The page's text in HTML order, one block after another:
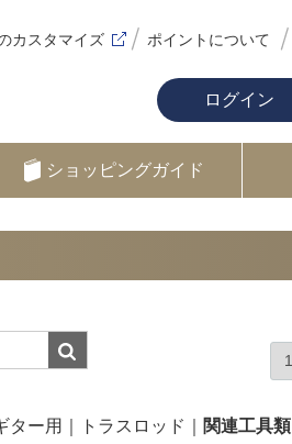
カスタマイズ ポイントについて
ログイン
ショッピングガイド
ター用 トラスロッド 関連工具類